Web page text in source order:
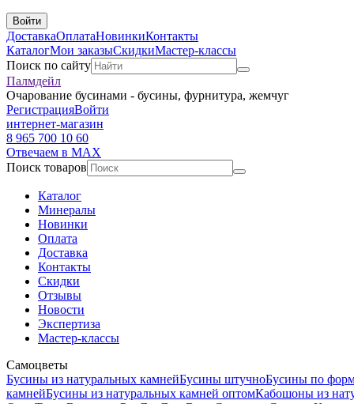
Войти
ДоставкаОплатаНовинкиКонтакты
КаталогМои заказыСкидкиМастер-классы
Поиск по сайту
Палмдейл
Очарование бусинами - бусины, фурнитура, жемчуг
РегистрацияВойти
интернет-магазин
8 965 700 10 60
Отвечаем в MAX
Поиск товаров
Каталог
Минералы
Новинки
Оплата
Доставка
Контакты
Скидки
Отзывы
Новости
Экспертиза
Мастер-классы
Самоцветы
Бусины из натуральных камнейБусины штучноБусины по
камнейБусины из натуральных камней оптомКабошоны из